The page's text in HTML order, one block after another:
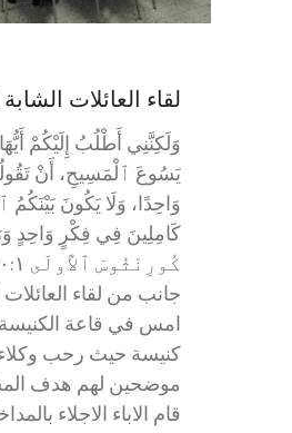
لقاء العائلات
وَلَكِنَّنِي أَطْلُبُ إِلَيْكُمْ
يَسُوعَ ٱلْمَسِيحِ، أَنْ
وَاحِدًا، وَلَا يَكُونَ
كَامِلِينَ فِي فِكْرٍ وَاحِدٍ
كُورِنْثُوسَ ٱلأُولَى ١:‏١٠
جانب من لقاء
امس في قاعة الكنيسة
كنيسة حيث رحب وكلاء
موضحين لهم هدف
قام الاباء الاجلاء